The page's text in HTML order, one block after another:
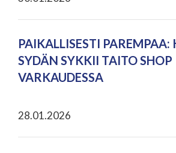
PAIKALLISESTI PAREMPAA:
SYDÄN SYKKII TAITO SHOP
VARKAUDESSA
28.01.2026